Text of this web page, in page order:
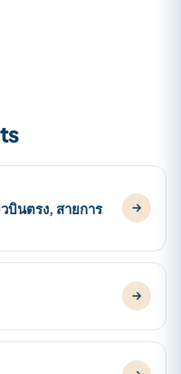
บินตรง, สายการ